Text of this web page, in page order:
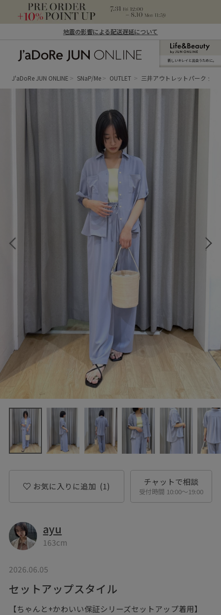
地震の影響による配送遅延について
ン オンライン）
新しいキレイと出合うために。
J'aDoRe JUN ONLINE SNaP/Me OUTLET 三井アウトレットパーク ジ
お気に入りに追加 (1) チャットで相談
受付時間 10:00〜19:00
ayu
163cm
2026.06.05
セットアップスタイル
【ちゃんと+かわいい保証シリーズセットアップ着用】